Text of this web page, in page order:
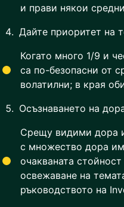
и прави някои
Дайте приоритет на
Когато много 1/9 и
са по-безопасни от
волатилни; в края
Осъзнаването на
Срещу видими дора
с множество дора
очакваната
освежаване на
ръководството на